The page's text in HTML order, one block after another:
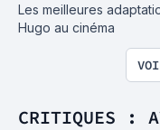
Les meilleures
Hugo au cinéma
CRITIQUES :